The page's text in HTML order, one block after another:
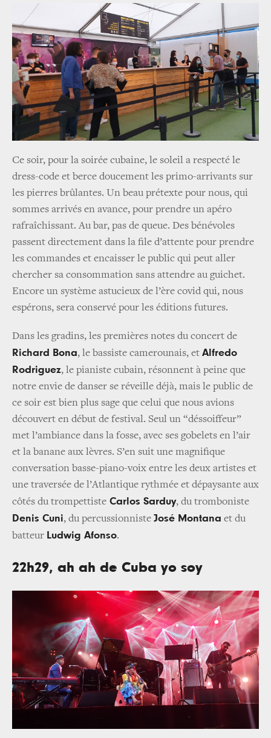
Ce soir, pour la soirée cubaine, le soleil a respecté le
dress-code et berce doucement les primo-arrivants sur
les pierres brûlantes. Un beau prétexte pour nous, qui
sommes arrivés en avance, pour prendre un apéro
rafraîchissant. Au bar, pas de queue. Des bénévoles
passent directement dans la file d’attente pour prendre
les commandes et encaisser le public qui peut aller
chercher sa consommation sans attendre au guichet.
Encore un système astucieux de l’ère covid qui, nous
espérons, sera conservé pour les éditions futures.
Dans les gradins, les premières notes du concert de
Richard Bona, le bassiste camerounais, et Alfredo
Rodriguez, le pianiste cubain, résonnent à peine que
notre envie de danser se réveille déjà, mais le public de
ce soir est bien plus sage que celui que nous avions
découvert en début de festival. Seul un “déssoiffeur”
met l’ambiance dans la fosse, avec ses gobelets en l’air
et la banane aux lèvres. S’en suit une magnifique
conversation basse-piano-voix entre les deux artistes et
une traversée de l’Atlantique rythmée et dépaysante aux
côtés du trompettiste Carlos Sarduy, du tromboniste
Denis Cuni, du percussionniste José Montana et du
batteur Ludwig Afonso.
22h29, ah ah de Cuba yo soy